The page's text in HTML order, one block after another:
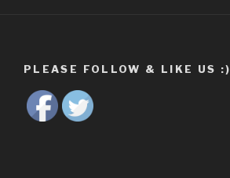
PLEASE FOLLOW & LIKE US :)